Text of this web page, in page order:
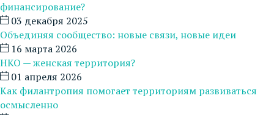
финансирование?
03 декабря 2025
Объединяя сообщество: новые связи, новые идеи
16 марта 2026
НКО — женская территория?
01 апреля 2026
Как филантропия помогает территориям развиваться
осмысленно